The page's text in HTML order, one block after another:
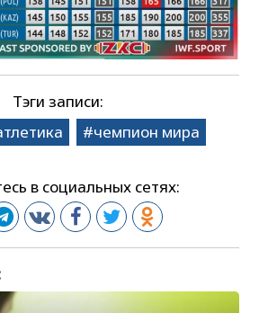
Тэги записи:
чемпион мира
в социальных сетях: